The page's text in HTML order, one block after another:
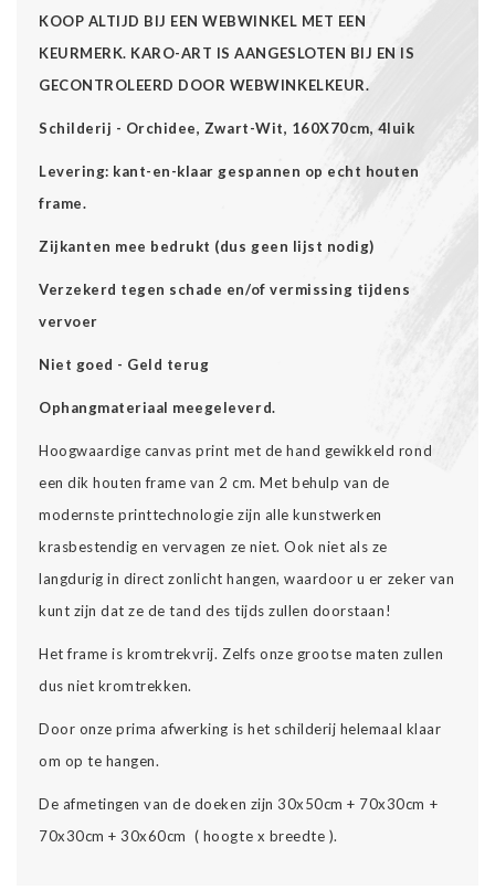
KOOP ALTIJD BIJ EEN WEBWINKEL MET EEN
KEURMERK. KARO-ART IS AANGESLOTEN BIJ EN IS
GECONTROLEERD DOOR WEBWINKELKEUR.
Schilderij - Orchidee, Zwart-Wit, 160X70cm, 4luik
Levering: kant-en-klaar gespannen op echt houten
frame.
Zijkanten mee bedrukt (dus geen lijst nodig)
Verzekerd tegen schade en/of vermissing tijdens
vervoer
Niet goed - Geld terug
Ophangmateriaal meegeleverd.
Hoogwaardige canvas print met de hand gewikkeld rond
een dik houten frame van 2 cm. Met behulp van de
modernste printtechnologie zijn alle kunstwerken
krasbestendig en vervagen ze niet. Ook niet als ze
langdurig in direct zonlicht hangen, waardoor u er zeker van
kunt zijn dat ze de tand des tijds zullen doorstaan!
Het frame is kromtrekvrij. Zelfs onze grootse maten zullen
dus niet kromtrekken.
Door onze prima afwerking is het schilderij helemaal klaar
om op te hangen.
De afmetingen van de doeken zijn 30x50cm + 70x30cm +
70x30cm + 30x60cm ( hoogte x breedte ).